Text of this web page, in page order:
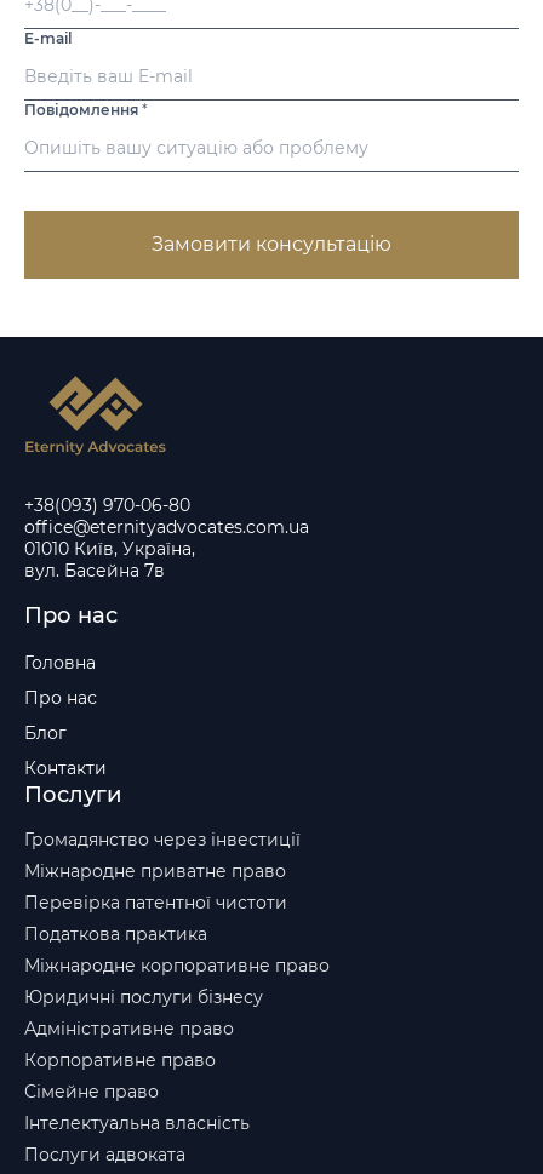
E-mail
Повідомлення *
Замовити консультацію
+38(093) 970-06-80
office@eternityadvocates.com.ua
01010 Київ, Україна,
вул. Басейна 7в
Про нас
Головна
Про нас
Блог
Контакти
Послуги
Громадянство через інвестиції
Міжнародне приватне право
Перевірка патентної чистоти
Податкова практика
Міжнародне корпоративне право
Юридичні послуги бізнесу
Адміністративне право
Корпоративне право
Сімейне право
Інтелектуальна власність
Послуги адвоката